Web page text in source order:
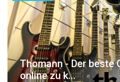
Thomann - Der beste
online zu k...